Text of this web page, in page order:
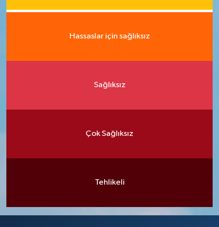
Hassaslar için sağlıksız
Sağlıksız
Çok Sağlıksız
Tehlikeli